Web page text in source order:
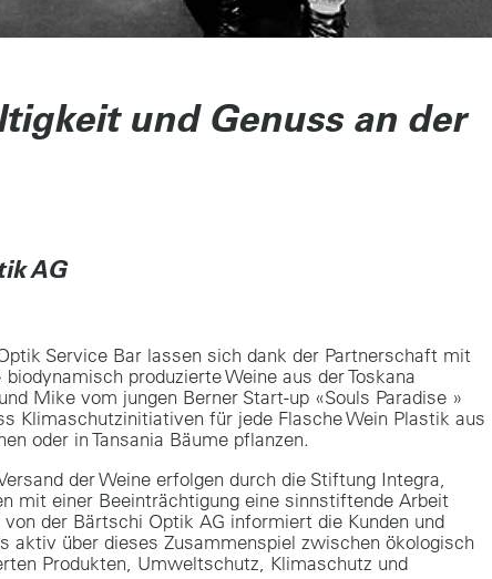
und Genuss an der
AG
Service Bar lassen sich dank der Partnerschaft mit
biodynamisch produzierte Weine aus der Toskana
Mike vom jungen Berner Start-up «Souls Paradise »
Klimaschutzinitiativen für jede Flasche Wein Plastik aus
oder in Tansania Bäume pflanzen.
der Weine erfolgen durch die Stiftung Integra,
mit einer Beeinträchtigung eine sinnstiftende Arbeit
von der Bärtschi Optik AG informiert die Kunden und
aktiv über dieses Zusammenspiel zwischen ökologisch
Produkten, Umweltschutz, Klimaschutz und